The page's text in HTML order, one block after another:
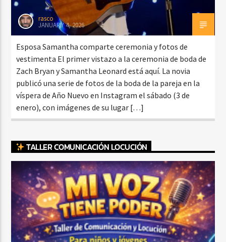
rasco
JANUARY 4, 2026
Esposa Samantha comparte ceremonia y fotos de
vestimenta El primer vistazo a la ceremonia de boda de
Zach Bryan y Samantha Leonard está aquí. La novia
publicó una serie de fotos de la boda de la pareja en la
víspera de Año Nuevo en Instagram el sábado (3 de
enero), con imágenes de su lugar […]
TALLER COMUNICACIÓN LOCUCIÓN